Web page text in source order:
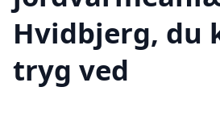
Hvidbjerg, du
tryg ved